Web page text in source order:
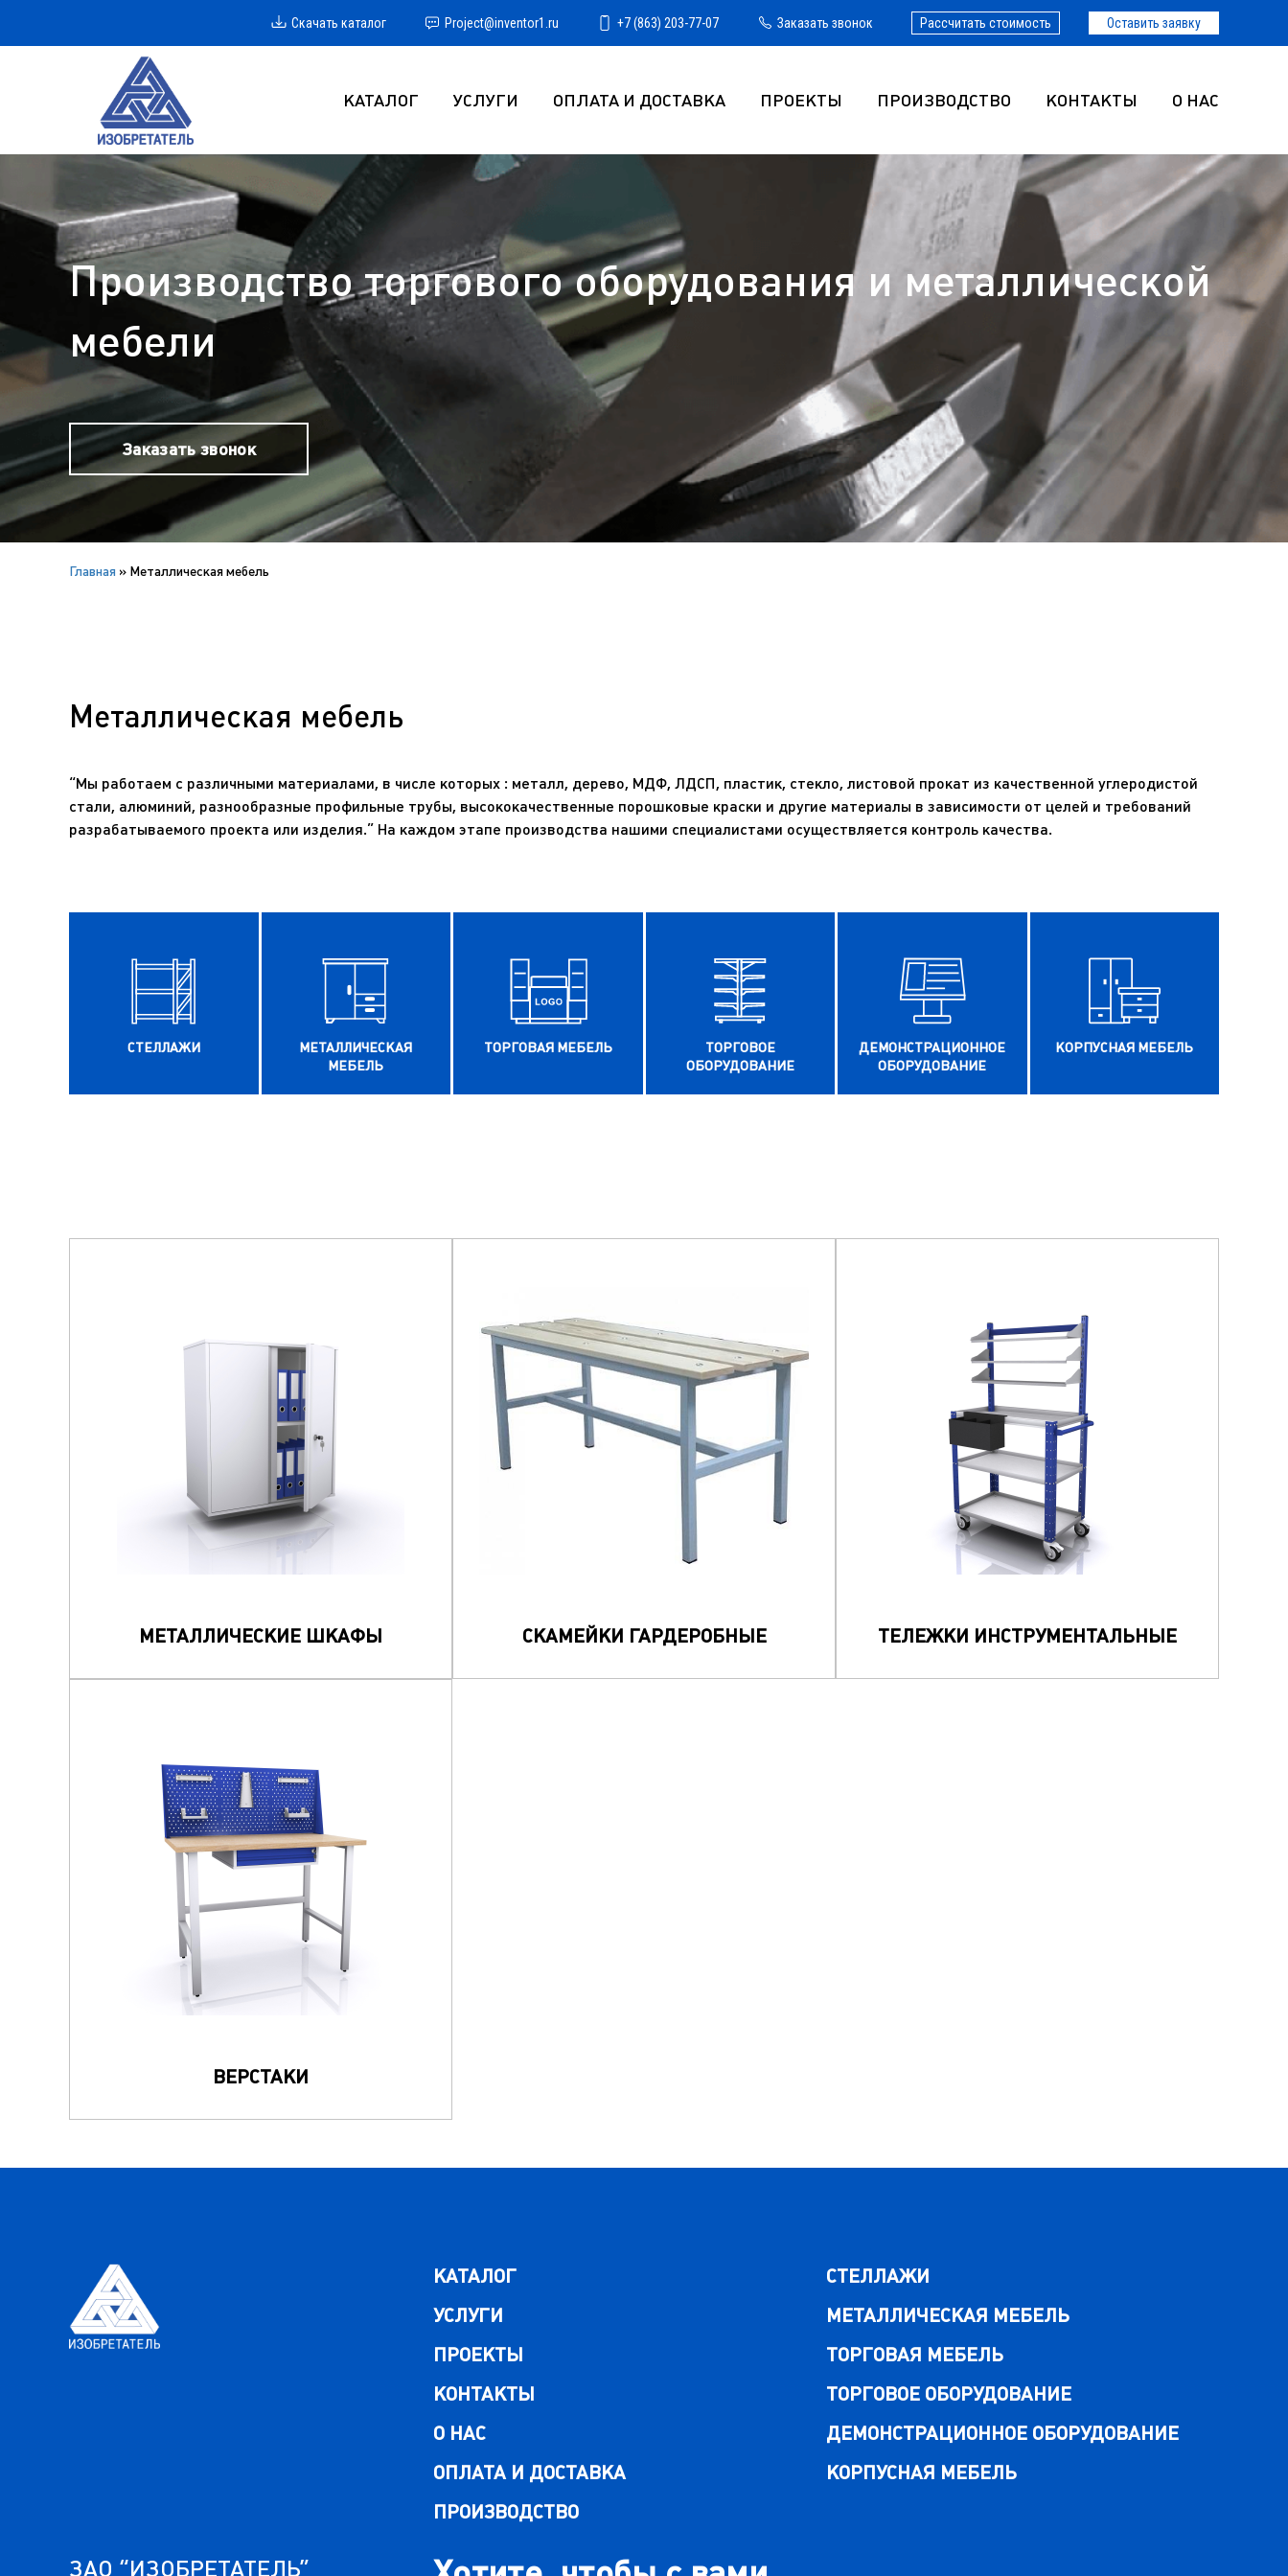
Скачать каталог Project@inventor1.ru +7 (863) 203-77-07 Заказать звонок Рассчитать стоимость Оставить заявку
КАТАЛОГ УСЛУГИ ОПЛАТА И ДОСТАВКА ПРОЕКТЫ ПРОИЗВОДСТВО КОНТАКТЫ О НАС
Производство торгового оборудования и металлической
мебели
Заказать звонок
Главная » Металлическая мебель
Металлическая мебель
“Мы работаем с различными материалами, в числе которых : металл, дерево, МДФ, ЛДСП, пластик, стекло, листовой прокат из качественной углеродистой
стали, алюминий, разнообразные профильные трубы, высококачественные порошковые краски и другие материалы в зависимости от целей и требований
разрабатываемого проекта или изделия.” На каждом этапе производства нашими специалистами осуществляется контроль качества.
СТЕЛЛАЖИ
МЕТАЛЛИЧЕСКАЯ
МЕБЕЛЬ
ТОРГОВАЯ МЕБЕЛЬ
ТОРГОВОЕ
ОБОРУДОВАНИЕ
ДЕМОНСТРАЦИОННОЕ
ОБОРУДОВАНИЕ
КОРПУСНАЯ МЕБЕЛЬ
МЕТАЛЛИЧЕСКИЕ ШКАФЫ СКАМЕЙКИ ГАРДЕРОБНЫЕ ТЕЛЕЖКИ ИНСТРУМЕНТАЛЬНЫЕ
ВЕРСТАКИ
КАТАЛОГ
УСЛУГИ
ПРОЕКТЫ
КОНТАКТЫ
О НАС
ОПЛАТА И ДОСТАВКА
ПРОИЗВОДСТВО
СТЕЛЛАЖИ
МЕТАЛЛИЧЕСКАЯ МЕБЕЛЬ
ТОРГОВАЯ МЕБЕЛЬ
ТОРГОВОЕ ОБОРУДОВАНИЕ
ДЕМОНСТРАЦИОННОЕ ОБОРУДОВАНИЕ
КОРПУСНАЯ МЕБЕЛЬ
ЗАО “ИЗОБРЕТАТЕЛЬ”